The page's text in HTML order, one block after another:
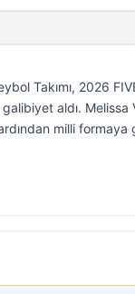
Takımı, 2026
aldı. Melissa
milli formaya